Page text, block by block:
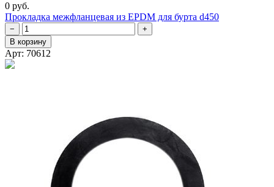
0 руб.
Прокладка межфланцевая из EPDM для бурта d450
−
+
В корзину
Арт: 70612